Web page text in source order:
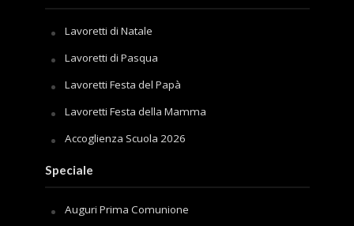
Lavoretti di Natale
Lavoretti di Pasqua
Lavoretti Festa del Papà
Lavoretti Festa della Mamma
Accoglienza Scuola 2026
Speciale
Auguri Prima Comunione